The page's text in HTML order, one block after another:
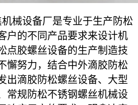
械设备厂是专业于生产防松
户的不同产品要求来设计机
点胶螺丝设备的生产制造技
懈努力，结合中外滴胶防松
出滴胶防松螺丝设备、大型
常规防松不锈钢螺丝机械设